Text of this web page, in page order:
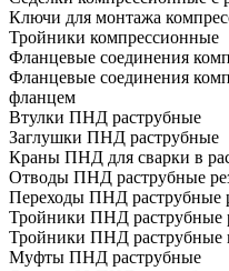
Ключи для монтажа
Тройники компрессионные
Фланцевые соединения
Фланцевые соединения
фланцем
Втулки ПНД раструбные
Заглушки ПНД раструбные
Краны ПНД для сварки в
Отводы ПНД раструбные
Переходы ПНД раструбные
Тройники ПНД раструбные
Тройники ПНД раструбные
Муфты ПНД раструбные